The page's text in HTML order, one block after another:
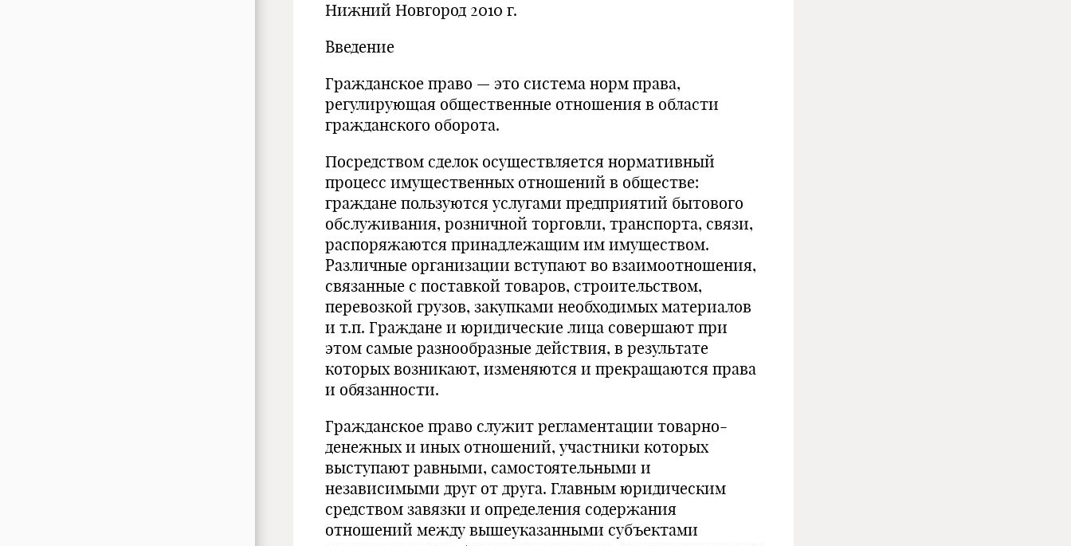
Нижний Новгород 2010 г.
Введение
Гражданское право — это система норм права,
регулирующая общественные отношения в области
гражданского оборота.
Посредством сделок осуществляется нормативный
процесс имущественных отношений в обществе:
граждане пользуются услугами предприятий бытового
обслуживания, розничной торговли, транспорта, связи,
распоряжаются принадлежащим им имуществом.
Различные организации вступают во взаимоотношения,
связанные с поставкой товаров, строительством,
перевозкой грузов, закупками необходимых материалов
и т.п. Граждане и юридические лица совершают при
этом самые разнообразные действия, в результате
которых возникают, изменяются и прекращаются права
и обязанности.
Гражданское право служит регламентации товарно-
денежных и иных отношений, участники которых
выступают равными, самостоятельными и
независимыми друг от друга. Главным юридическим
средством завязки и определения содержания
отношений между вышеуказанными субъектами